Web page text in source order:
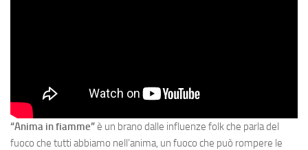
“Anima in fiamme”è un brano dalle influenze folk che parla del
fuoco che tutti abbiamo nell’anima, un fuoco che può rompere le